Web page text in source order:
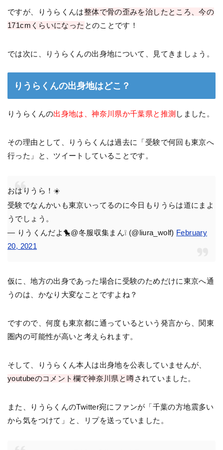
ですが、りうらくんは整体で骨の歪みを治したところ、今の
171cmくらいになった とのことです！
では次に、りうらくんの出身地について、見てきましょう。
りうらくんの出身地はどこ？
りうらくんの出身地は、神奈川県か千葉県と推測 しました。
その理由として、りうらくんは過去に「受験で何回も東京へ
行った」と、ツイートしていることです。
おはりうら！☀️
受験でなんかいも東京いってるのに今日もりうらは道にまよ
うでしょう。
— りうくんだよ🐤@冬服収集まん❕ (@liura_wolf) February
20, 2021
仮に、地方の出身であった場合に受験のためだけに東京へ通
うのは、かなり大変なことですよね？
ですので、何度も東京都に通っているという発言から、関東
圏内の可能性が高いと考えられます。
そして、りうらくん本人は出身地を公表していませんが、
youtubeのコメント欄で神奈川県と噂されていました。
また、りうらくんのTwitter宛にファンが「千葉の方地震多い
から気をつけて」と、リプを送っていました。